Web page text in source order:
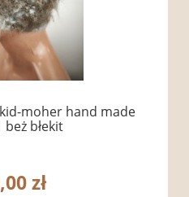
kid-moher hand made
beż błekit
zł